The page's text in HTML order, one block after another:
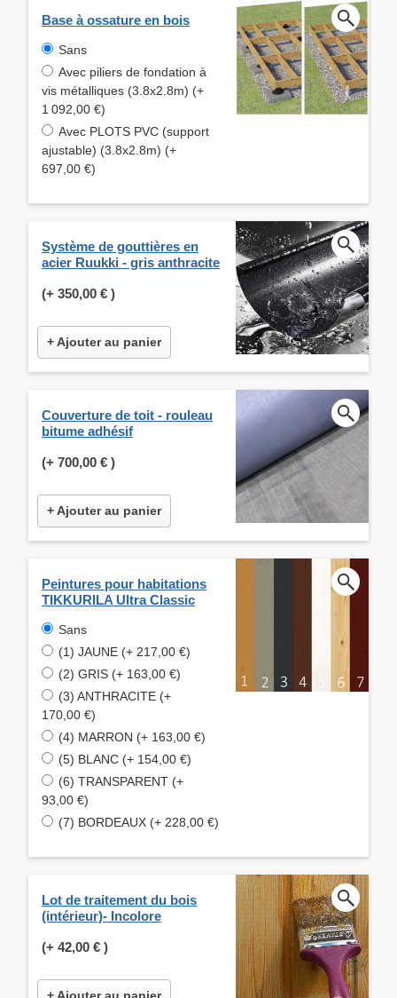
Base à ossature en bois
Sans
Avec piliers de fondation à
vis métalliques (3.8x2.8m) (+
1 092,00 €)
Avec PLOTS PVC (support
ajustable) (3.8x2.8m) (+
697,00 €)
Système de gouttières en
acier Ruukki - gris anthracite
(+ 350,00 € )
+ Ajouter au panier
Couverture de toit - rouleau
bitume adhésif
(+ 700,00 € )
+ Ajouter au panier
Peintures pour habitations
TIKKURILA Ultra Classic
Sans
(1) JAUNE (+ 217,00 €)
(2) GRIS (+ 163,00 €)
(3) ANTHRACITE (+
170,00 €)
(4) MARRON (+ 163,00 €)
(5) BLANC (+ 154,00 €)
(6) TRANSPARENT (+
93,00 €)
(7) BORDEAUX (+ 228,00 €)
Lot de traitement du bois
(intérieur)- Incolore
(+ 42,00 € )
+ Ajouter au panier